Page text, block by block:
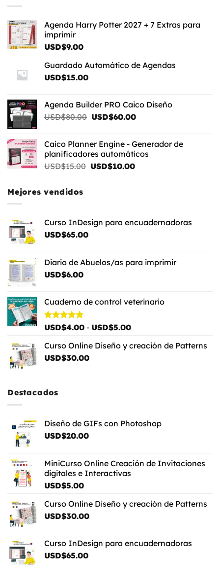
Agenda Harry Potter 2027 + 7 Extras para
imprimir
USD$9.00
Guardado Automático de Agendas
USD$15.00
Agenda Builder PRO Caico Diseño
USD$80.00 El
era:
USD$80.00.
USD$60.00El
es:
USD$60.00.
Caico Planner Engine - Generador de
planificadores automáticos
USD$15.00 El
USD$10.00El
Mejores vendidos
Curso InDesign para encuadernadoras
USD$65.00
Diario de Abuelos/as para imprimir
USD$6.00
Cuaderno de control veterinario
Valorado
de 5
USD$4.00 - USD$5.00Rango
precios:
Curso Online Diseño y creación de Patterns
USD$30.00
Destacados
Diseño de GIFs con Photoshop
USD$20.00
MiniCurso Online Creación de Invitaciones
digitales e Interactivas
USD$5.00
Curso Online Diseño y creación de Patterns
USD$30.00
Curso InDesign para encuadernadoras
USD$65.00